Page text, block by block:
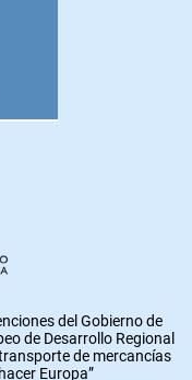
del Gobierno de
de Desarrollo Regional
de mercancías
Europa”